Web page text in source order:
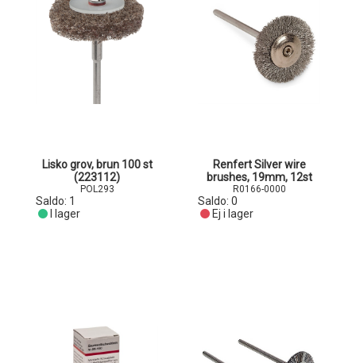
Lisko grov, brun 100 st
(223112)
POL293
Saldo: 1
I lager
Renfert Silver wire
brushes, 19mm, 12st
R0166-0000
Saldo: 0
Ej i lager